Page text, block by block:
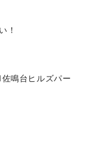
！
鳴台ヒルズパー